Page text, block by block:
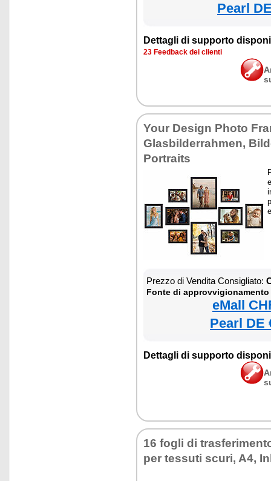
Pearl
Dettagli di supporto
23 Feedback dei clienti
Your Design Photo
Glasbilderrahmen,
Portraits
Prezzo di Vendita Consigliato:
Fonte di approvvigionamento
eMall
Pearl DE
Dettagli di supporto
16 fogli di
per tessuti scuri, A4,